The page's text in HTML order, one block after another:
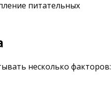
питательных
несколько факторов: